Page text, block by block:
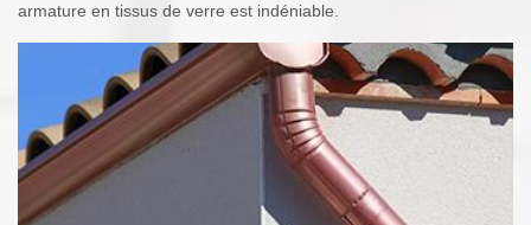
armature en tissus de verre est indéniable.